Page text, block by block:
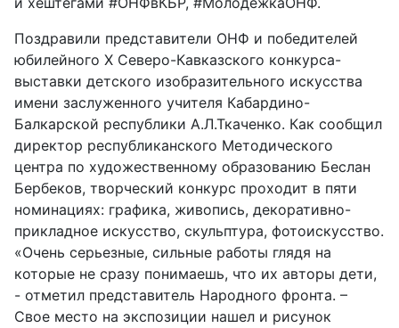
Поздравили представители ОНФ и победителей
юбилейного X Северо-Кавказского конкурса-
выставки детского изобразительного искусства
имени заслуженного учителя Кабардино-
Балкарской республики А.Л.Ткаченко. Как сообщил
директор республиканского Методического
центра по художественному образованию Беслан
Бербеков, творческий конкурс проходит в пяти
номинациях: графика, живопись, декоративно-
прикладное искусство, скульптура, фотоискусство.
«Очень серьезные, сильные работы глядя на
которые не сразу понимаешь, что их авторы дети,
- отметил представитель Народного фронта. –
Свое место на экспозиции нашел и рисунок